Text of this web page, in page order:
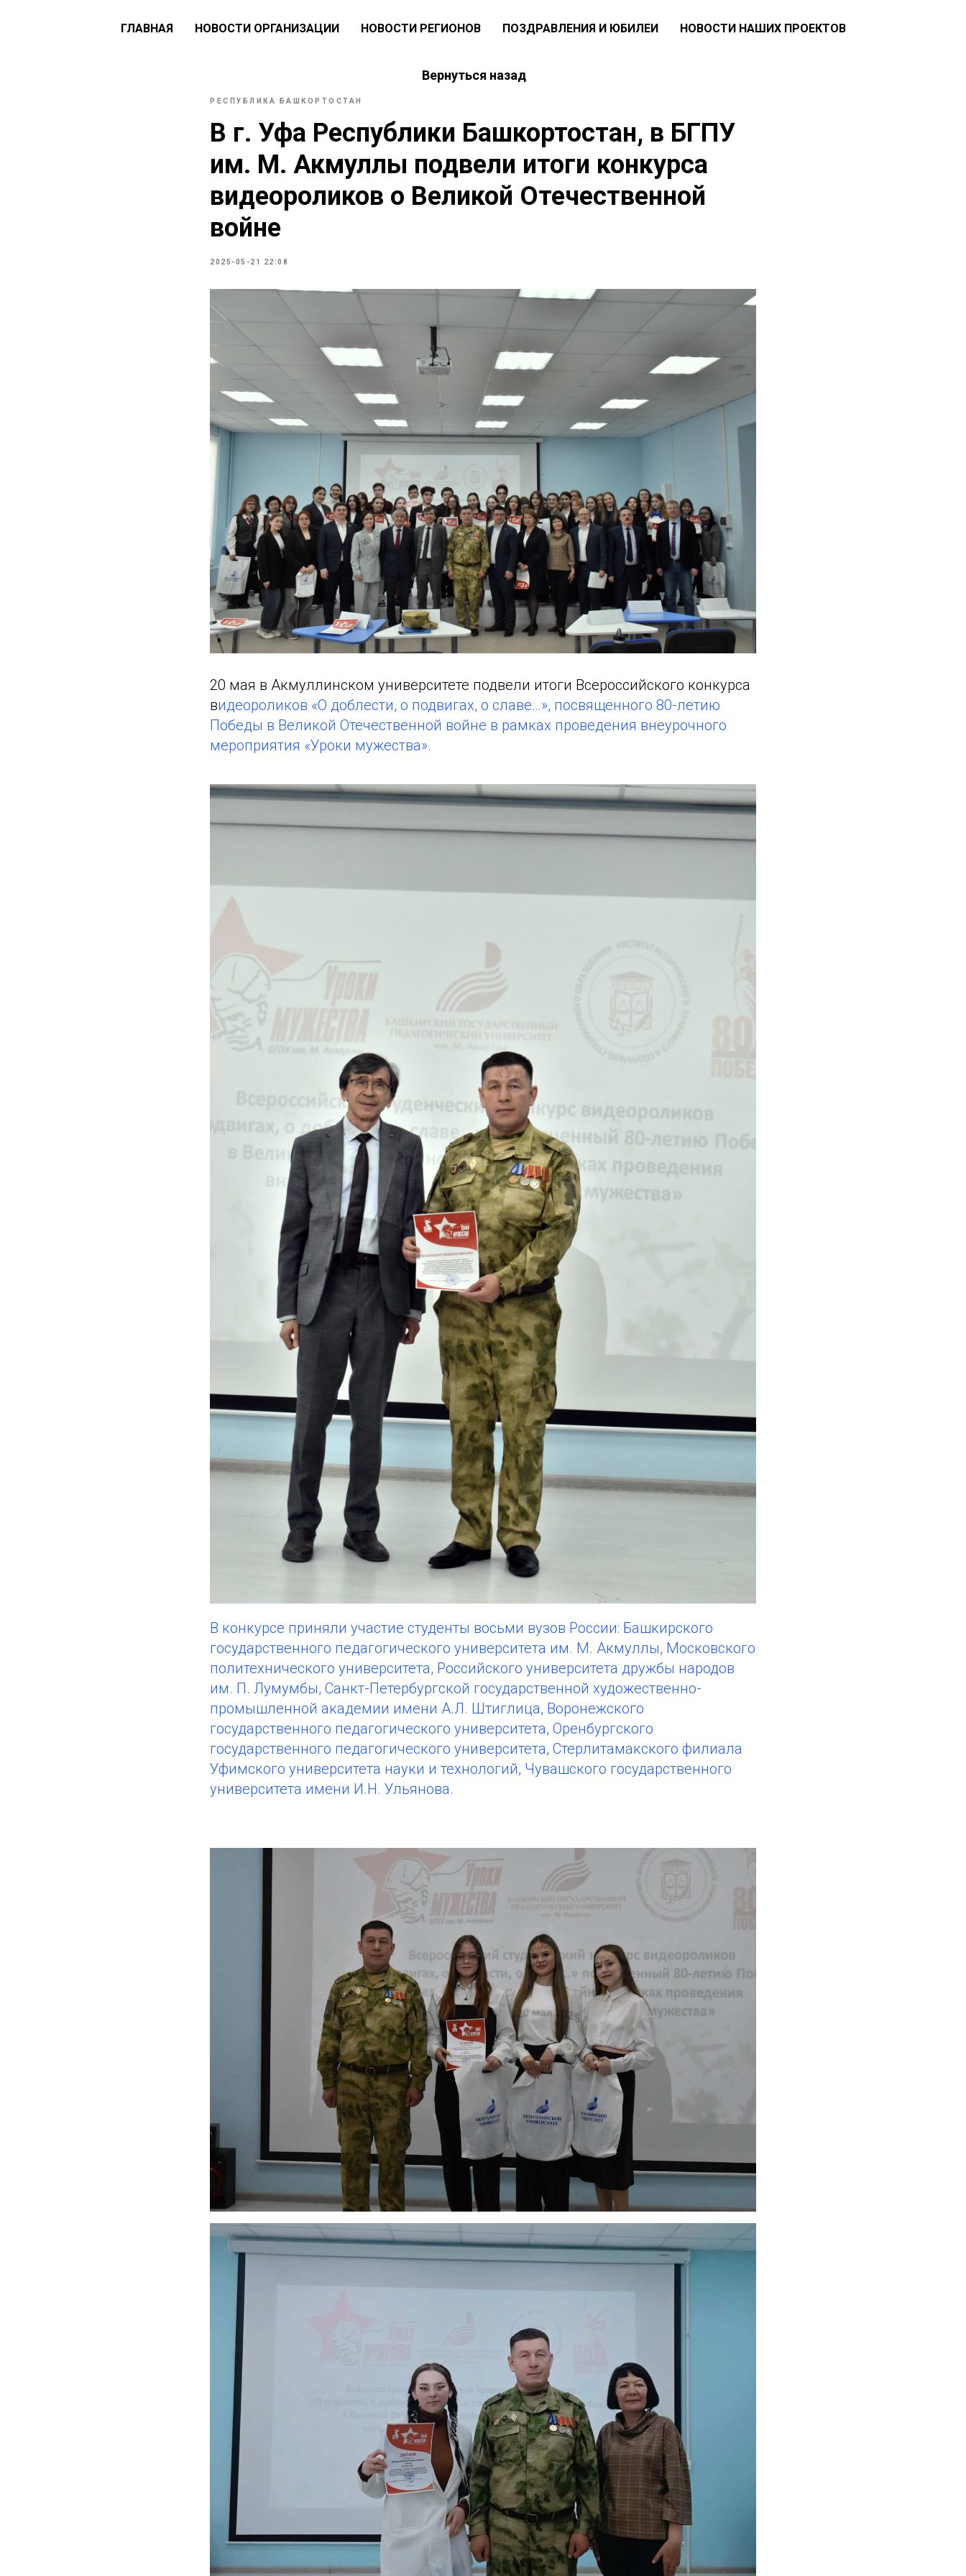
ГЛАВНАЯ НОВОСТИ ОРГАНИЗАЦИИ НОВОСТИ РЕГИОНОВ ПОЗДРАВЛЕНИЯ И ЮБИЛЕИ НОВОСТИ НАШИХ ПРОЕКТОВ
Вернуться назад
РЕСПУБЛИКА БАШКОРТОСТАН
В г. Уфа Республики Башкортостан, в БГПУ
им. М. Акмуллы подвели итоги конкурса
видеороликов о Великой Отечественной
войне
2025-05-21 22:08
20 мая в Акмуллинском университете подвели итоги Всероссийского конкурса
видеороликов «О доблести, о подвигах, о славе…», посвященного 80-летию
Победы в Великой Отечественной войне в рамках проведения внеурочного
мероприятия «Уроки мужества».
В конкурсе приняли участие студенты восьми вузов России: Башкирского
государственного педагогического университета им. М. Акмуллы, Московского
политехнического университета, Российского университета дружбы народов
им. П. Лумумбы, Санкт-Петербургской государственной художественно-
промышленной академии имени А.Л. Штиглица, Воронежского
государственного педагогического университета, Оренбургского
государственного педагогического университета, Стерлитамакского филиала
Уфимского университета науки и технологий, Чувашского государственного
университета имени И.Н. Ульянова.